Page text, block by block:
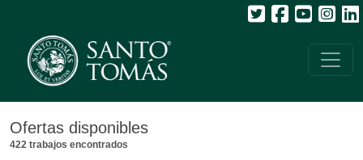
Ofertas disponibles
422 trabajos encontrados